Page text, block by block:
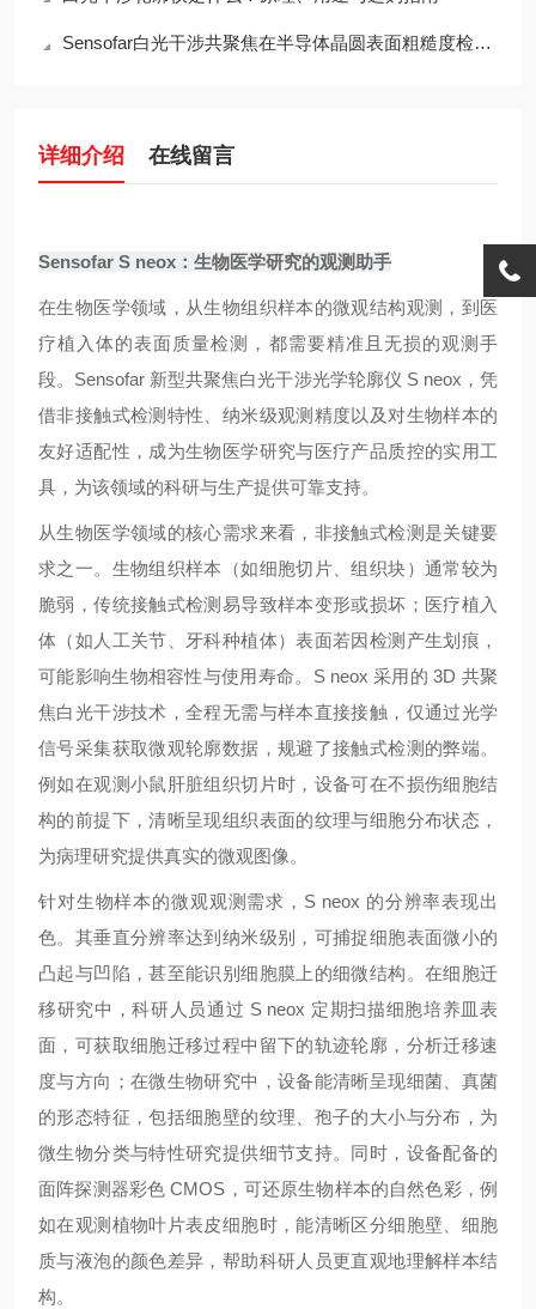
Sensofar白光干涉共聚焦在半导体晶圆表面粗糙度检测中的应用与行业标准对标
详细介绍 在线留言
Sensofar S neox：生物医学研究的观测助手
在生物医学领域，从生物组织样本的微观结构观测，到医
疗植入体的表面质量检测，都需要精准且无损的观测手
段。Sensofar 新型共聚焦白光干涉光学轮廓仪 S neox，凭
借非接触式检测特性、纳米级观测精度以及对生物样本的
友好适配性，成为生物医学研究与医疗产品质控的实用工
具，为该领域的科研与生产提供可靠支持。
从生物医学领域的核心需求来看，非接触式检测是关键要
求之一。生物组织样本（如细胞切片、组织块）通常较为
脆弱，传统接触式检测易导致样本变形或损坏；医疗植入
体（如人工关节、牙科种植体）表面若因检测产生划痕，
可能影响生物相容性与使用寿命。S neox 采用的 3D 共聚
焦白光干涉技术，全程无需与样本直接接触，仅通过光学
信号采集获取微观轮廓数据，规避了接触式检测的弊端。
例如在观测小鼠肝脏组织切片时，设备可在不损伤细胞结
构的前提下，清晰呈现组织表面的纹理与细胞分布状态，
为病理研究提供真实的微观图像。
针对生物样本的微观观测需求，S neox 的分辨率表现出
色。其垂直分辨率达到纳米级别，可捕捉细胞表面微小的
凸起与凹陷，甚至能识别细胞膜上的细微结构。在细胞迁
移研究中，科研人员通过 S neox 定期扫描细胞培养皿表
面，可获取细胞迁移过程中留下的轨迹轮廓，分析迁移速
度与方向；在微生物研究中，设备能清晰呈现细菌、真菌
的形态特征，包括细胞壁的纹理、孢子的大小与分布，为
微生物分类与特性研究提供细节支持。同时，设备配备的
面阵探测器彩色 CMOS，可还原生物样本的自然色彩，例
如在观测植物叶片表皮细胞时，能清晰区分细胞壁、细胞
质与液泡的颜色差异，帮助科研人员更直观地理解样本结
构。